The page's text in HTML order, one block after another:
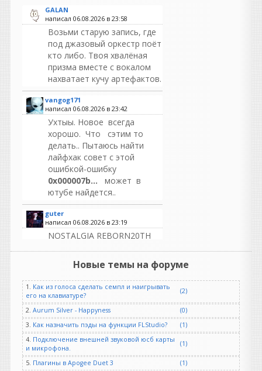
GALAN
написал 06.08.2026 в 23:58
Возьми старую запись, где
под джазовый оркестр поёт
кто либо. Твоя хвалёная
призма вместе с вокалом
нахватает кучу артефактов.
vangog171
написал 06.08.2026 в 23:42
Ухтыы. Новое всегда
хорошо. Что сэтим то
делать.. Пытаюсь найти
лайфхак совет с этой
ошибкой-ошибку
0x000007b... может в
ютубе найдется..
guter
написал 06.08.2026 в 23:19
NOSTALGIA REBORN20TH
ONE OF THE MOST
POPULAR AND ENDURING
SAMPLE LIBRARIES EVER
MADE
Возрождение Ностальгии |
Скоро...
Отмечая двадцатилетие
существования в качестве
одной из самых популярных
и долговечных библиотек
Новые темы на форуме
1. Как из голоса сделать семпл и наигрывать
его на клавиатуре?
(2)
2. Aurum Silver - Happyness
(0)
3. Как назначить пэды на функции FLStudio?
(1)
4. Подключение внешней звуковой юсб карты
и микрофона.
(1)
5. Плагины в Apogee Duet 3 (1)